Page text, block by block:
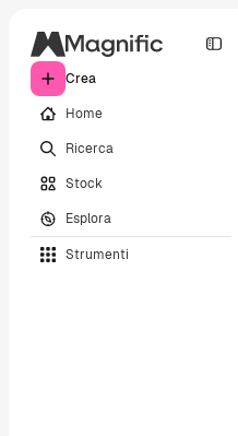
Crea
Home
Ricerca
Stock
Esplora
Strumenti